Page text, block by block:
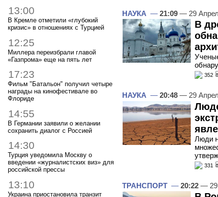
13:00
В Кремле отметили «глубокий
кризис» в отношениях с Турцией
12:25
Миллера переизбрали главой
«Газпрома» еще на пять лет
17:23
Фильм "Батальон" получил четыре
награды на кинофестивале во
Флориде
14:55
В Германии заявили о желании
сохранить диалог с Россией
14:30
Турция уведомила Москву о
введении «журналистских виз» для
российской прессы
13:10
Украина приостановила транзит
НАУКА — 21:09 — 29
В
352
НАУКА — 20:48 — 29
Люди
331
ТРАНСПОРТ — 20:22 — 29